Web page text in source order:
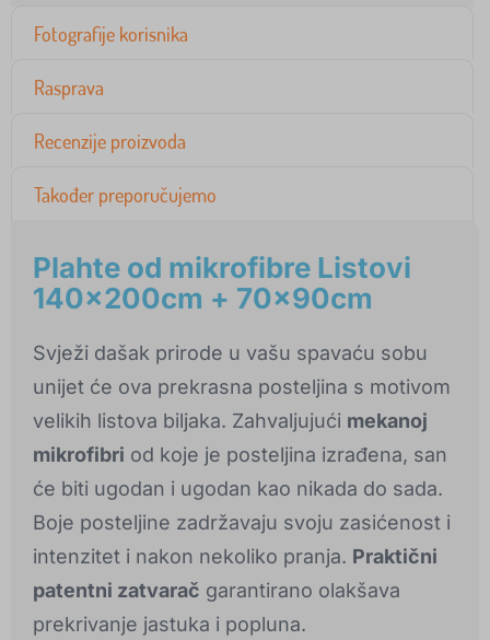
Fotografije korisnika
Rasprava
Recenzije proizvoda
Također preporučujemo
Plahte od mikrofibre Listovi
140x200cm + 70x90cm
Svježi dašak prirode u vašu spavaću sobu
unijet će ova prekrasna posteljina s motivom
velikih listova biljaka. Zahvaljujući mekanoj
mikrofibri od koje je posteljina izrađena, san
će biti ugodan i ugodan kao nikada do sada.
Boje posteljine zadržavaju svoju zasićenost i
intenzitet i nakon nekoliko pranja. Praktični
patentni zatvarač garantirano olakšava
prekrivanje jastuka i popluna.